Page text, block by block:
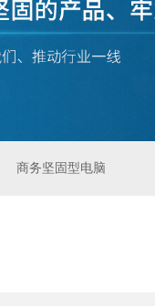
商务坚固型电脑